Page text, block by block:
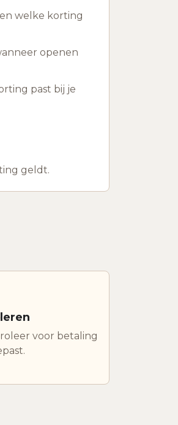
welke korting
openen
past bij je
geldt.
voor betaling